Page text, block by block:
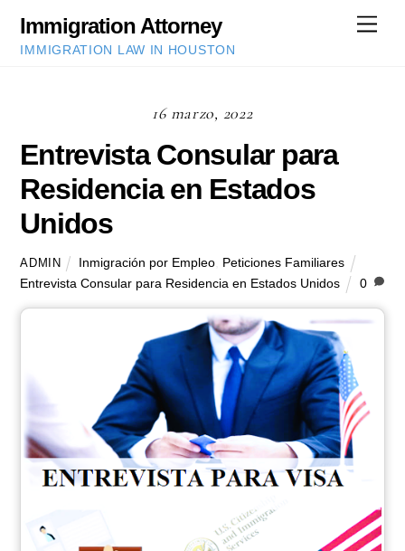
content
Immigration Attorney
IMMIGRATION LAW IN HOUSTON
16 marzo, 2022
Entrevista Consular para
Residencia en Estados
Unidos
ADMIN Inmigración por Empleo Peticiones Familiares
Entrevista Consular para Residencia en Estados Unidos
0